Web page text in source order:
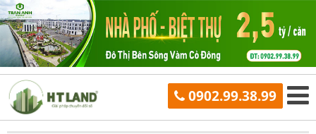
0902.99.38.99